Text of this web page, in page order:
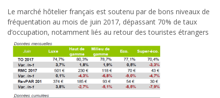
Le marché hôtelier français est soutenu par de bons niveaux de
fréquentation au mois de juin 2017, dépassant 70% de taux
d’occupation, notamment liés au retour des touristes étrangers